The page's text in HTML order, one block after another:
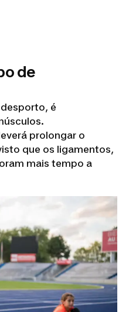
de
é
prolongar o
que os ligamentos,
mais tempo a